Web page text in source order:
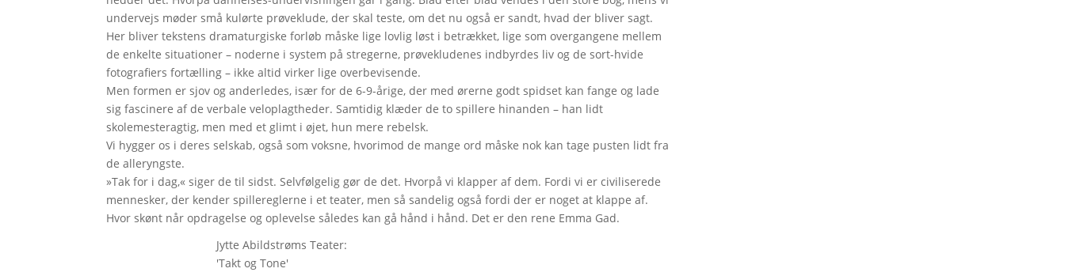
undervejs møder små kulørte prøveklude, der skal teste, om det nu også er sandt, hvad der bliver sagt.
Her bliver tekstens dramaturgiske forløb måske lige lovlig løst i betrækket, lige som overgangene mellem
de enkelte situationer – noderne i system på stregerne, prøvekludenes indbyrdes liv og de sort-hvide
fotografiers fortælling – ikke altid virker lige overbevisende.
Men formen er sjov og anderledes, især for de 6-9-årige, der med ørerne godt spidset kan fange og lade
sig fascinere af de verbale veloplagtheder. Samtidig klæder de to spillere hinanden – han lidt
skolemesteragtig, men med et glimt i øjet, hun mere rebelsk.
Vi hygger os i deres selskab, også som voksne, hvorimod de mange ord måske nok kan tage pusten lidt fra
de alleryngste.
»Tak for i dag,« siger de til sidst. Selvfølgelig gør de det. Hvorpå vi klapper af dem. Fordi vi er civiliserede
mennesker, der kender spillereglerne i et teater, men så sandelig også fordi der er noget at klappe af.
Hvor skønt når opdragelse og oplevelse således kan gå hånd i hånd. Det er den rene Emma Gad.
Jytte Abildstrøms Teater:
'Takt og Tone'